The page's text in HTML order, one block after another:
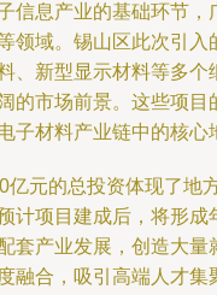
信息产业的基础环节，
领域。锡山区此次引入
、新型显示材料等多个
的市场前景。这些项目
子材料产业链中的核心
亿元的总投资体现了地
计项目建成后，将形成
套产业发展，创造大量
融合，吸引高端人才集